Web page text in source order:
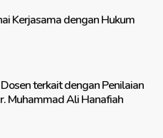
Kerjasama dengan Hukum
terkait dengan Penilaian
Muhammad Ali Hanafiah